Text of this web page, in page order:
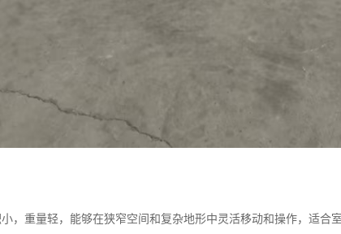
，重量轻，能够在狭窄空间和复杂地形中灵活移动和操作，适合